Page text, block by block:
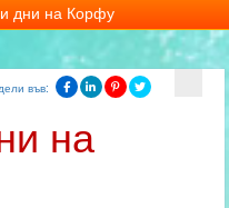
дни на Корфу
във:
на